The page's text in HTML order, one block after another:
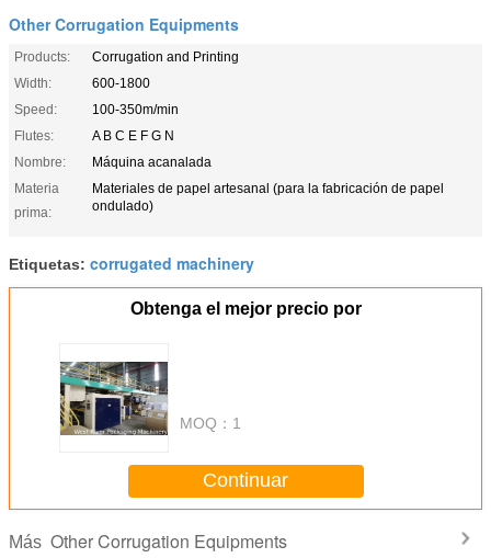
Other Corrugation Equipments
Products:
Corrugation and Printing
Width:
600-1800
Speed:
100-350m/min
Flutes:
A B C E F G N
Nombre:
Máquina acanalada
Materia
prima:
Materiales de papel artesanal (para la fabricación de papel
ondulado)
Etiquetas: corrugated machinery
Obtenga el mejor precio por
MOQ： 1
Continuar
Más Other Corrugation Equipments